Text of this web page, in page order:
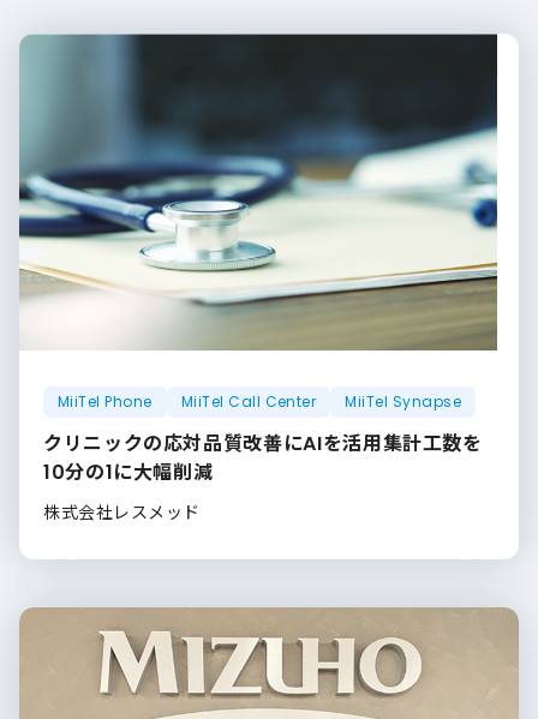
MiiTel Phone MiiTel Call Center MiiTel Synapse
クリニックの応対品質改善にAIを活用集計工数を
10分の1に大幅削減
株式会社レスメッド